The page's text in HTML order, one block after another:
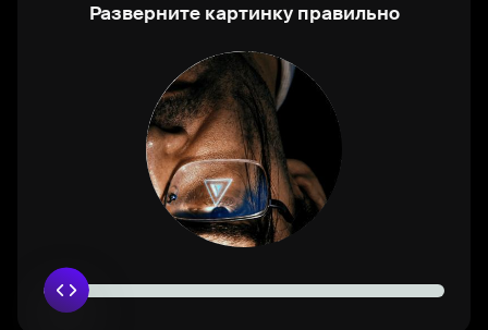
Разверните картинку правильно